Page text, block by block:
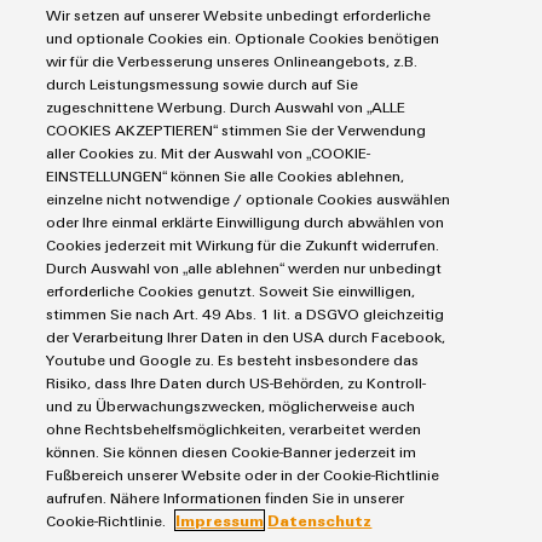
Weidmüller
Configurator
Digital
Engineering
auf einem
‒ intuitiv,
unkompliziert,
schnell
Leiterplattensteckverbinder und Leiterplattenklemmen
Markierungssysteme
Reihenklemmen
Stromversorgungen
Industrial IoT
Industrial Security
Single Pair Ethernet
Smart Metering
SNAP IN Anschlusstechnologie
Workplace Solutions
Service
Connectivity Consulting
eShop / Digitale Bestellmöglichkeiten
Engineering-Daten
PCB Connector Services
Support Center
Technische Produktkataloge
Weidmüller Configurator
Industrien
Datencenter
Gerätehersteller
Maschinenbau
Photovoltaik
Wasserstoff
Weidmüller Industry Match
Windenergie
Impressum
Einkaufs- /Lieferanteninformationen
Datenschutzerklärung
Cookie Richtlinie
Cookie Einstellungen
Weidmüller GmbH & Co KG
Klingenbergstraße 26
32758 Detmold
Tel.: +49 5231 14-280
Wir setzen auf unserer Website unbedingt erforderliche
und optionale Cookies ein. Optionale Cookies benötigen
wir für die Verbesserung unseres Onlineangebots, z.B.
durch Leistungsmessung sowie durch auf Sie
zugeschnittene Werbung. Durch Auswahl von „ALLE
COOKIES AKZEPTIEREN“ stimmen Sie der Verwendung
aller Cookies zu. Mit der Auswahl von „COOKIE-
EINSTELLUNGEN“ können Sie alle Cookies ablehnen,
einzelne nicht notwendige / optionale Cookies auswählen
oder Ihre einmal erklärte Einwilligung durch abwählen von
Cookies jederzeit mit Wirkung für die Zukunft widerrufen.
Durch Auswahl von „alle ablehnen“ werden nur unbedingt
erforderliche Cookies genutzt. Soweit Sie einwilligen,
stimmen Sie nach Art. 49 Abs. 1 lit. a DSGVO gleichzeitig
der Verarbeitung Ihrer Daten in den USA durch Facebook,
Youtube und Google zu. Es besteht insbesondere das
Risiko, dass Ihre Daten durch US-Behörden, zu Kontroll-
und zu Überwachungszwecken, möglicherweise auch
ohne Rechtsbehelfsmöglichkeiten, verarbeitet werden
können. Sie können diesen Cookie-Banner jederzeit im
Fußbereich unserer Website oder in der Cookie-Richtlinie
aufrufen. Nähere Informationen finden Sie in unserer
Cookie-Richtlinie.
Impressum Datenschutz